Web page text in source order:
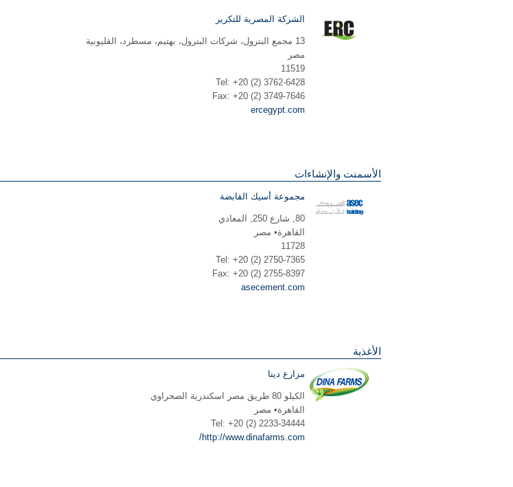
الشركة المصرية للتكرير
13 مجمع البترول، شركات البترول، بهتيم، مسطرد، القليوبية
مصر
11519
Tel: +20 (2) 3762-6428
Fax: +20 (2) 3749-7646
ercegypt.com
الأسمنت والإنشاءات
مجموعة أسيك القابضة
80, شارع 250, المعادي
القاهرة• مصر
11728
Tel: +20 (2) 2750-7365
Fax: +20 (2) 2755-8397
asecement.com
الأغذية
مزارع دينا
الكيلو 80 طريق مصر اسكندرية الصحراوي
القاهرة• مصر
Tel: +20 (2) 2233-34444
http://www.dinafarms.com/